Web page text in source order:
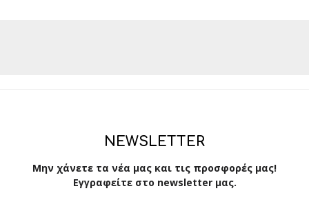
NEWSLETTER
Μην χάνετε τα νέα μας και τις προσφορές μας!
Εγγραφείτε στο newsletter μας.